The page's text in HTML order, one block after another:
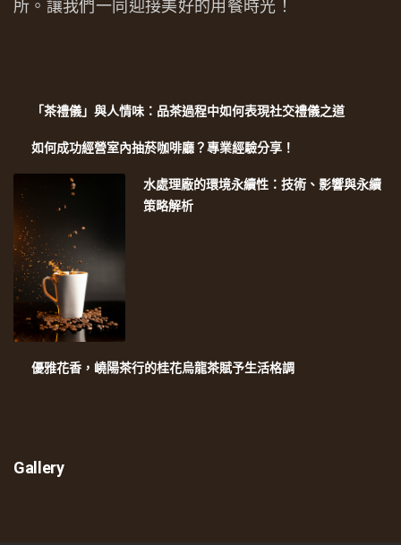
所。讓我們一同迎接美好的用餐時光！
「茶禮儀」與人情味：品茶過程中如何表現社交禮儀之道
如何成功經營室內抽菸咖啡廳？專業經驗分享！
水處理廠的環境永續性：技術、影響與永續
策略解析
優雅花香，嶢陽茶行的桂花烏龍茶賦予生活格調
Gallery